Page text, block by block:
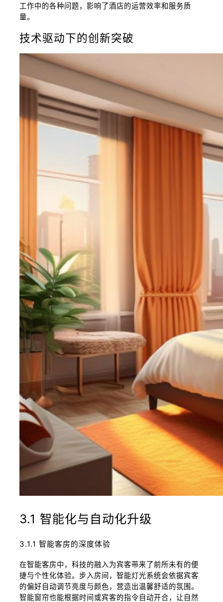
工作中的各种问题，影响了酒店的运营效率和服务质
量。
技术驱动下的创新突破
3.1 智能化与自动化升级
3.1.1 智能客房的深度体验
在智能客房中，科技的融入为宾客带来了前所未有的便
捷与个性化体验。步入房间，智能灯光系统会依据宾客
的偏好自动调节亮度与颜色，营造出温馨舒适的氛围。
智能窗帘也能根据时间或宾客的指令自动开合，让自然